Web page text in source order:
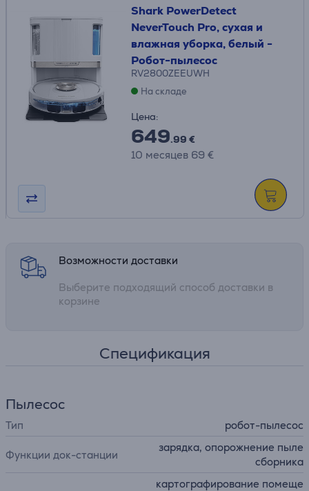
самоочистки, кассета с технологией борьбы с
запахами, 2 боковые щетки
Shark PowerDetect
NeverTouch Pro, сухая и
влажная уборка, белый -
Робот-пылесос
RV2800ZEEUWH
На складе
Цена:
649.99 €
10 месяцев 69 €
Возможности доставки
Выберите подходящий способ доставки в
корзине
Спецификация
Пылесос
Тип робот-пылесос
Функции док-станции
зарядка, опорожнение пыле
сборника
картографирование помеще